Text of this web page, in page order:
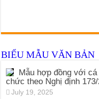
BIỂU MẪU VĂN BẢN
Mẫu hợp đồng với
chức theo Nghị định
July 19, 2025